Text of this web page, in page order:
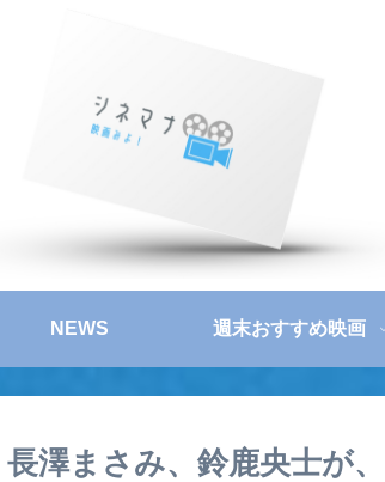
NEWS 週末おすすめ映画
澤まさみ、鈴鹿央士が、